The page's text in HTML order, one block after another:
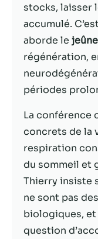
stocks, laisser
accumulé.
aborde le jeûne
régénération,
périodes
La conférence
concrets de la
respiration
du sommeil et
Thierry insiste
ne sont pas
biologiques, et
question